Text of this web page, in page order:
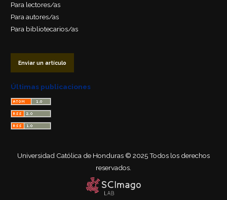
Para lectores/as
Para autores/as
Para bibliotecarios/as
Enviar un artículo
Últimas publicaciones
Universidad Católica de Honduras © 2025 Todos los derechos
reservados.